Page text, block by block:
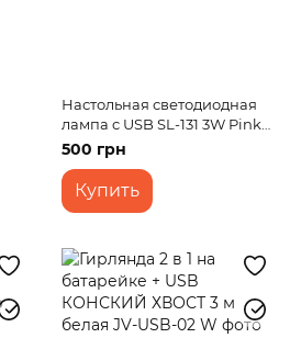
Настольная светодиодная
лампа c USB SL-131 3W Pink
CCT makeup
500 грн
Купить